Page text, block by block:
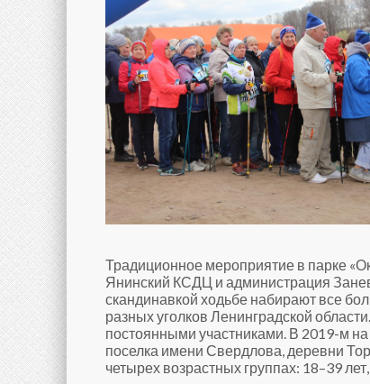
Традиционное мероприятие в парке
Янинский КСДЦ и администрация
скандинавкой ходьбе набирают все
разных уголков Ленинградской
постоянными участниками. В 2019-м
поселка имени Свердлова, деревни
четырех возрастных группах: 18–39